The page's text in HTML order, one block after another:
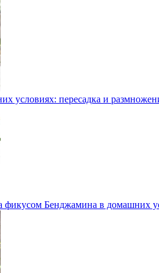
условиях: пересадка и
фикусом Бенджамина в домашних